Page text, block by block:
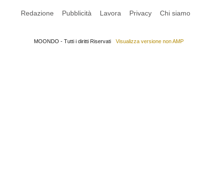
Redazione Pubblicità Lavora Privacy Chi siamo
MOONDO - Tutti i diritti Riservati Visualizza versione non AMP